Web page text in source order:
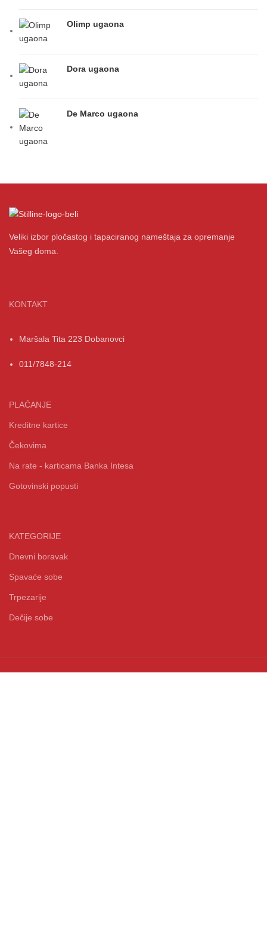
Olimp ugaona
Dora ugaona
De Marco ugaona
Veliki izbor pločastog i tapaciranog nameštaja za opremanje
Vašeg doma.
KONTAKT
Maršala Tita 223 Dobanovci
011/7848-214
PLAĆANJE
Kreditne kartice
Čekovima
Na rate - karticama Banka Intesa
Gotovinski popusti
KATEGORIJE
Dnevni boravak
Spavaće sobe
Trpezarije
Dečije sobe